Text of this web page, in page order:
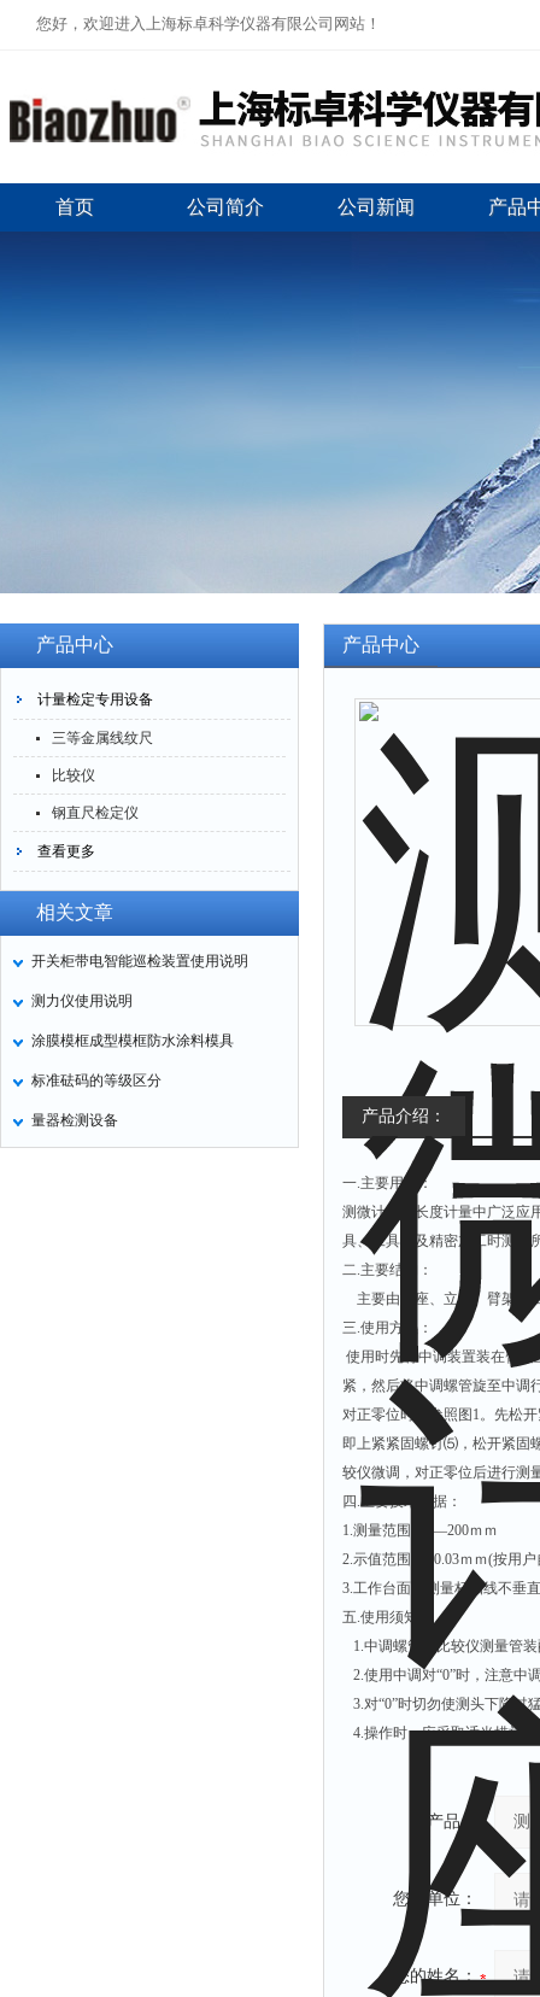
您好，欢迎进入上海标卓科学仪器有限公司网站！
首页 公司简介 公司新闻 产品
产品中心
计量检定专用设备
三等金属线纹尺
比较仪
钢直尺检定仪
查看更多
相关文章
开关柜带电智能巡检装置使用说明
测力仪使用说明
涂膜模框成型模框防水涂料模具
标准砝码的等级区分
量器检测设备
产品中心
产品介绍：
一.主要用途：
测微计座是长度计量中广泛应
具、工具以及精密加工时测量
二.主要结构：
主要由底座、立柱、臂架、
三.使用方法：
使用时先将中调装置装在臂
紧，然后将中调螺管旋至中
对正零位时，参照图1。先松
即上紧紧固螺钉⑸，松开紧固
较仪微调，对正零位后进行测
四.主要技术数据：
1.测量范围：0—200ｍｍ
2.示值范围：±0.03ｍｍ(按用
3.工作台面与测量杆轴线不垂
五.使用须知：
1.中调螺管与比较仪测量管
2.使用中调对“0”时，注意中
3.对“0”时切勿使测头下降过
4.操作时，应采取适当措施
产品：
您的单位：
您的姓名：